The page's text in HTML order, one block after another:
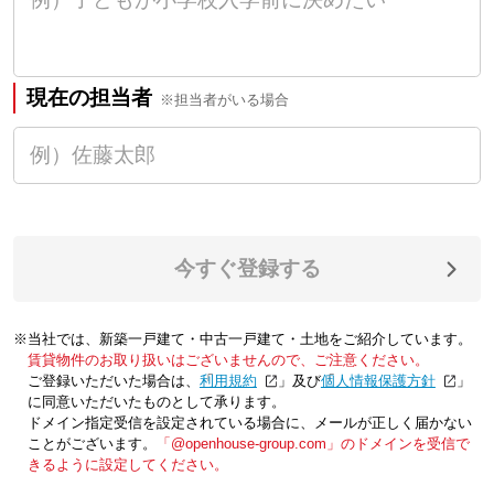
現在の担当者 ※担当者がいる場合
今すぐ登録する
※当社では、新築一戸建て・中古一戸建て・土地をご紹介しています。
賃貸物件のお取り扱いはございませんので、ご注意ください。
ご登録いただいた場合は、「利用規約 」及び「個人情報保護方針
」
に同意いただいたものとして承ります。
ドメイン指定受信を設定されている場合に、メールが正しく届かない
ことがございます。
「@openhouse-group.com」のドメインを受信で
きるように設定してください。